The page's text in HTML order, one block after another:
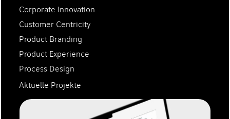
Corporate Innovation
Customer Centricity
Product Branding
Product Experience
Process Design
Aktuelle Projekte